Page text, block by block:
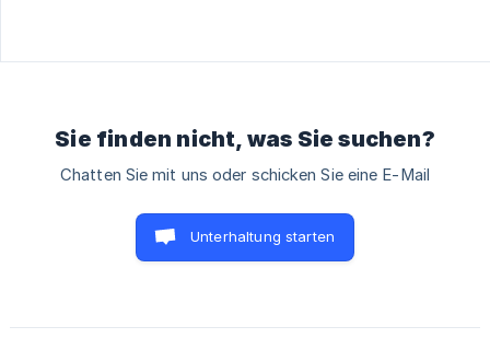
Sie finden nicht, was Sie suchen?
Chatten Sie mit uns oder schicken Sie eine E-Mail
Unterhaltung starten